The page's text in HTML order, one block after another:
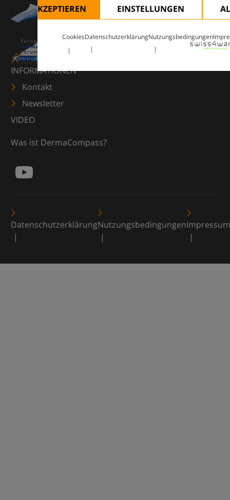
ALLE AKZEPTIEREN
EINSTELLUNGEN
CookiesDatenschutzerklärungNutzungsbedingungen
INFORMATIONEN
Kontakt
Newsletter
VIDEO
Was ist DermaCompass?
DatenschutzerklärungNutzungsbedingungenImpressum